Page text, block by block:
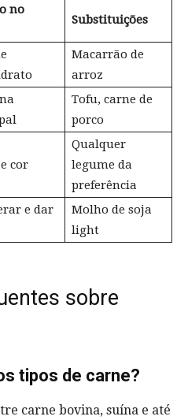
no
Substituições
Macarrão de
arroz
Tofu, carne de
porco
cor
Qualquer
legume da
preferência
e dar
Molho de soja
light
sobre
tipos de carne?
carne bovina, suína e até